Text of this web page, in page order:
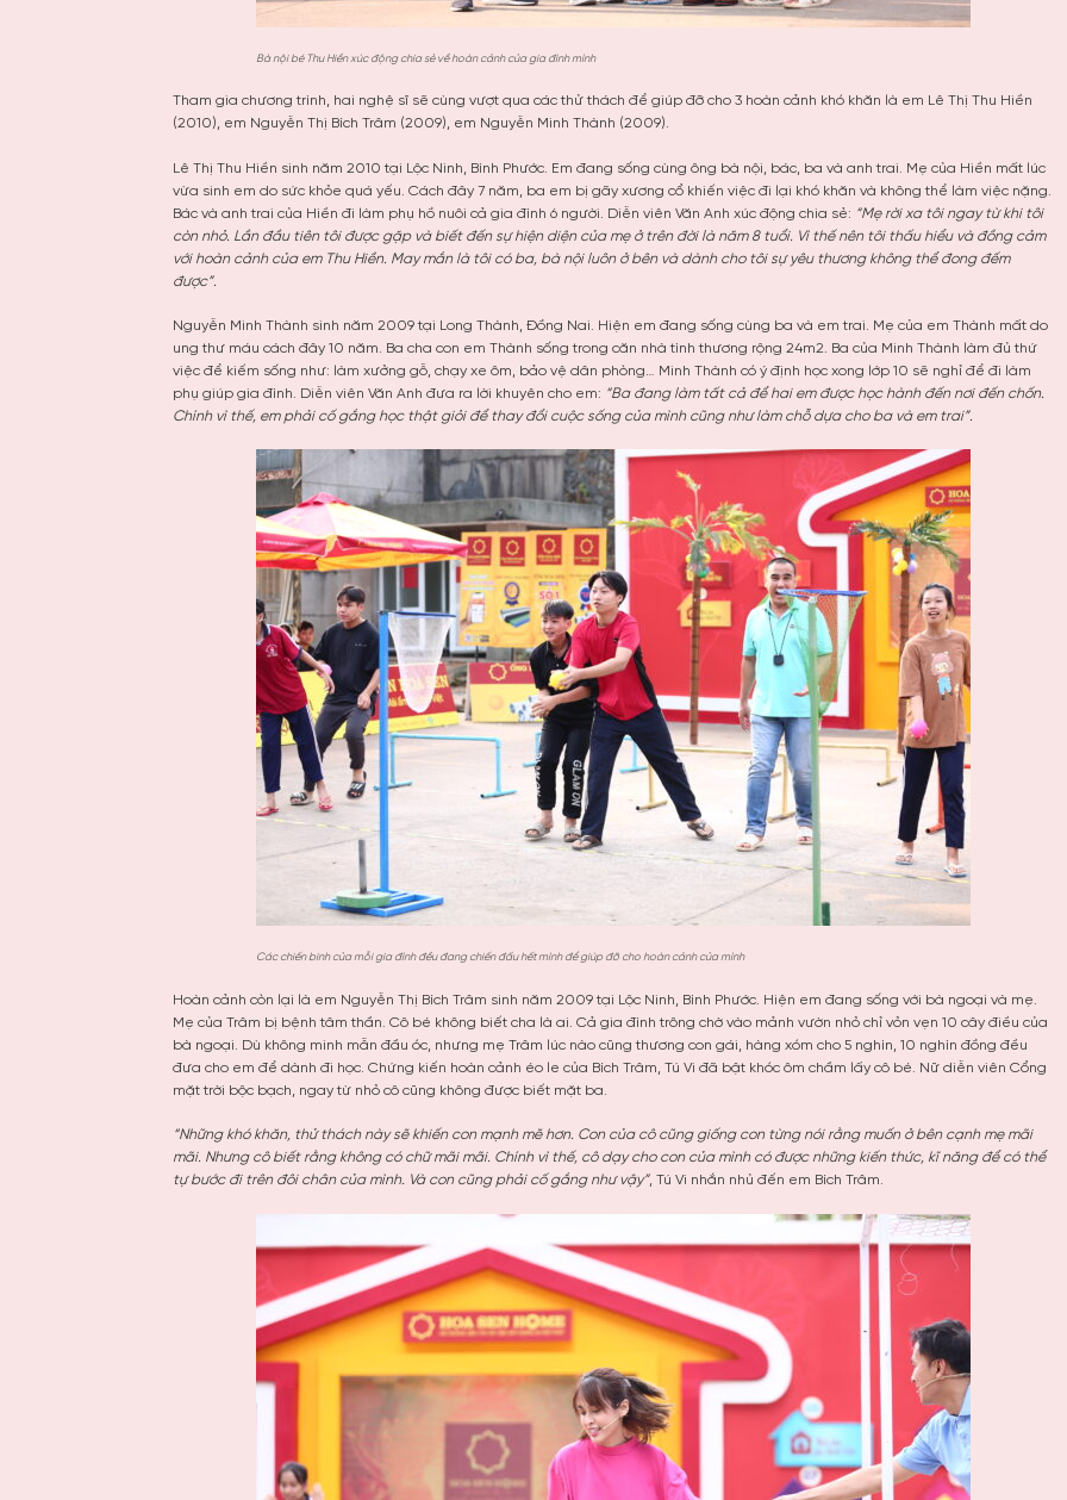
Bà nội bé Thu Hiền xúc động chia sẻ về hoàn cảnh của gia đình mình
Tham gia chương trình, hai nghệ sĩ sẽ cùng vượt qua các thử thách để giúp đỡ cho 3 hoàn cảnh khó khăn là em Lê Thị Thu Hiền
(2010), em Nguyễn Thị Bích Trâm (2009), em Nguyễn Minh Thành (2009).
Lê Thị Thu Hiền sinh năm 2010 tại Lộc Ninh, Bình Phước. Em đang sống cùng ông bà nội, bác, ba và anh trai. Mẹ của Hiền mất lúc
vừa sinh em do sức khỏe quá yếu. Cách đây 7 năm, ba em bị gãy xương cổ khiến việc đi lại khó khăn và không thể làm việc nặng.
Bác và anh trai của Hiền đi làm phụ hồ nuôi cả gia đình 6 người. Diễn viên Văn Anh xúc động chia sẻ: “Mẹ rời xa tôi ngay từ khi tôi
còn nhỏ. Lần đầu tiên tôi được gặp và biết đến sự hiện diện của mẹ ở trên đời là năm 8 tuổi. Vì thế nên tôi thấu hiểu và đồng cảm
với hoàn cảnh của em Thu Hiền. May mắn là tôi có ba, bà nội luôn ở bên và dành cho tôi sự yêu thương không thể đong đếm
được”.
Nguyễn Minh Thành sinh năm 2009 tại Long Thành, Đồng Nai. Hiện em đang sống cùng ba và em trai. Mẹ của em Thành mất do
ung thư máu cách đây 10 năm. Ba cha con em Thành sống trong căn nhà tình thương rộng 24m2. Ba của Minh Thành làm đủ thứ
việc để kiếm sống như: làm xưởng gỗ, chạy xe ôm, bảo vệ dân phòng… Minh Thành có ý định học xong lớp 10 sẽ nghỉ để đi làm
phụ giúp gia đình. Diễn viên Văn Anh đưa ra lời khuyên cho em: “Ba đang làm tất cả để hai em được học hành đến nơi đến chốn.
Chính vì thế, em phải cố gắng học thật giỏi để thay đổi cuộc sống của mình cũng như làm chỗ dựa cho ba và em trai”.
Các chiến binh của mỗi gia đình đều đang chiến đấu hết mình để giúp đỡ cho hoàn cảnh của mình
Hoàn cảnh còn lại là em Nguyễn Thị Bích Trâm sinh năm 2009 tại Lộc Ninh, Bình Phước. Hiện em đang sống với bà ngoại và mẹ.
Mẹ của Trâm bị bệnh tâm thần. Cô bé không biết cha là ai. Cả gia đình trông chờ vào mảnh vườn nhỏ chỉ vỏn vẹn 10 cây điều của
bà ngoại. Dù không minh mẫn đầu óc, nhưng mẹ Trâm lúc nào cũng thương con gái, hàng xóm cho 5 nghìn, 10 nghìn đồng đều
đưa cho em để dành đi học. Chứng kiến hoàn cảnh éo le của Bích Trâm, Tú Vi đã bật khóc ôm chầm lấy cô bé. Nữ diễn viên Cổng
mặt trời bộc bạch, ngay từ nhỏ cô cũng không được biết mặt ba.
“Những khó khăn, thử thách này sẽ khiến con mạnh mẽ hơn. Con của cô cũng giống con từng nói rằng muốn ở bên cạnh mẹ mãi
mãi. Nhưng cô biết rằng không có chữ mãi mãi. Chính vì thế, cô dạy cho con của mình có được những kiến thức, kĩ năng để có thể
tự bước đi trên đôi chân của mình. Và con cũng phải cố gắng như vậy”, Tú Vi nhắn nhủ đến em Bích Trâm.